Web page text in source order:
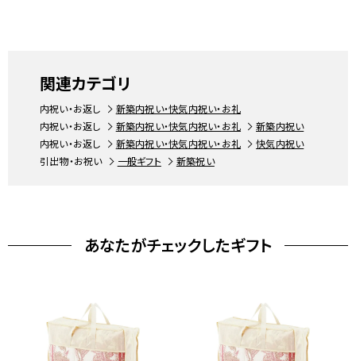
関連カテゴリ
内祝い・お返し
新築内祝い・快気内祝い・お礼
内祝い・お返し
新築内祝い・快気内祝い・お礼
新築内祝い
内祝い・お返し
新築内祝い・快気内祝い・お礼
快気内祝い
引出物・お祝い
一般ギフト 新築祝い
あなたがチェックしたギフト